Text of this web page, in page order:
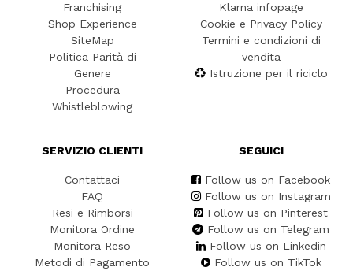
Franchising
Shop Experience
SiteMap
Politica Parità di
Genere
Procedura
Whistleblowing
Klarna infopage
Cookie e Privacy Policy
Termini e condizioni di
vendita
Istruzione per il riciclo
SERVIZIO CLIENTI
Contattaci
FAQ
Resi e Rimborsi
Monitora Ordine
Monitora Reso
Metodi di Pagamento
SEGUICI
Follow us on Facebook
Follow us on Instagram
Follow us on Pinterest
Follow us on Telegram
Follow us on Linkedin
Follow us on TikTok